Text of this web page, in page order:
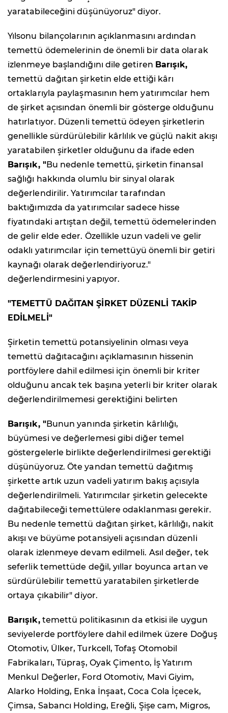
yaratabileceğini düşünüyoruz" diyor.
Yılsonu bilançolarının açıklanmasını ardından
temettü ödemelerinin de önemli bir data olarak
izlenmeye başlandığını dile getiren Barışık,
temettü dağıtan şirketin elde ettiği kârı
ortaklarıyla paylaşmasının hem yatırımcılar hem
de şirket açısından önemli bir gösterge olduğunu
hatırlatıyor. Düzenli temettü ödeyen şirketlerin
genellikle sürdürülebilir kârlılık ve güçlü nakit akışı
yaratabilen şirketler olduğunu da ifade eden
Barışık, "Bu nedenle temettü, şirketin finansal
sağlığı hakkında olumlu bir sinyal olarak
değerlendirilir. Yatırımcılar tarafından
baktığımızda da yatırımcılar sadece hisse
fiyatındaki artıştan değil, temettü ödemelerinden
de gelir elde eder. Özellikle uzun vadeli ve gelir
odaklı yatırımcılar için temettüyü önemli bir getiri
kaynağı olarak değerlendiriyoruz."
değerlendirmesini yapıyor.
"TEMETTÜ DAĞITAN ŞİRKET DÜZENLİ TAKİP
EDİLMELİ"
Şirketin temettü potansiyelinin olması veya
temettü dağıtacağını açıklamasının hissenin
portföylere dahil edilmesi için önemli bir kriter
olduğunu ancak tek başına yeterli bir kriter olarak
değerlendirilmemesi gerektiğini belirten
Barışık, "Bunun yanında şirketin kârlılığı,
büyümesi ve değerlemesi gibi diğer temel
göstergelerle birlikte değerlendirilmesi gerektiği
düşünüyoruz. Öte yandan temettü dağıtmış
şirkette artık uzun vadeli yatırım bakış açısıyla
değerlendirilmeli. Yatırımcılar şirketin gelecekte
dağıtabileceği temettülere odaklanması gerekir.
Bu nedenle temettü dağıtan şirket, kârlılığı, nakit
akışı ve büyüme potansiyeli açısından düzenli
olarak izlenmeye devam edilmeli. Asıl değer, tek
seferlik temettüde değil, yıllar boyunca artan ve
sürdürülebilir temettü yaratabilen şirketlerde
ortaya çıkabilir" diyor.
Barışık,temettü politikasının da etkisi ile uygun
seviyelerde portföylere dahil edilmek üzere Doğuş
Otomotiv, Ülker, Turkcell, Tofaş Otomobil
Fabrikaları, Tüpraş, Oyak Çimento, İş Yatırım
Menkul Değerler, Ford Otomotiv, Mavi Giyim,
Alarko Holding, Enka İnşaat, Coca Cola İçecek,
Çimsa, Sabancı Holding, Ereğli, Şişe cam, Migros,